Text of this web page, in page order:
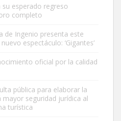
en la calle hace menos de un mes,
su esperado regreso
completo
de Ingenio presenta este
espectáculo: ‘Gigantes’
oficial por la calidad
pública para elaborar la
seguridad jurídica al
turística